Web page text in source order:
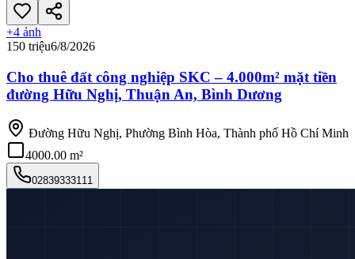
+4 ảnh
150 triệu6/8/2026
Cho thuê đất công nghiệp SKC – 4.000m² mặt tiền
đường Hữu Nghị, Thuận An, Bình Dương
Đường Hữu Nghị, Phường Bình Hòa, Thành phố Hồ Chí Minh
4000.00 m²
02839333111